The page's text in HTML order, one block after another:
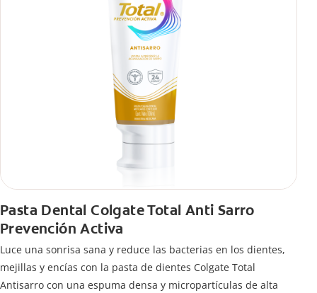
Pasta Dental Colgate Total Anti Sarro
Prevención Activa
Luce una sonrisa sana y reduce las bacterias en los dientes,
mejillas y encías con la pasta de dientes Colgate Total
Antisarro con una espuma densa y micropartículas de alta